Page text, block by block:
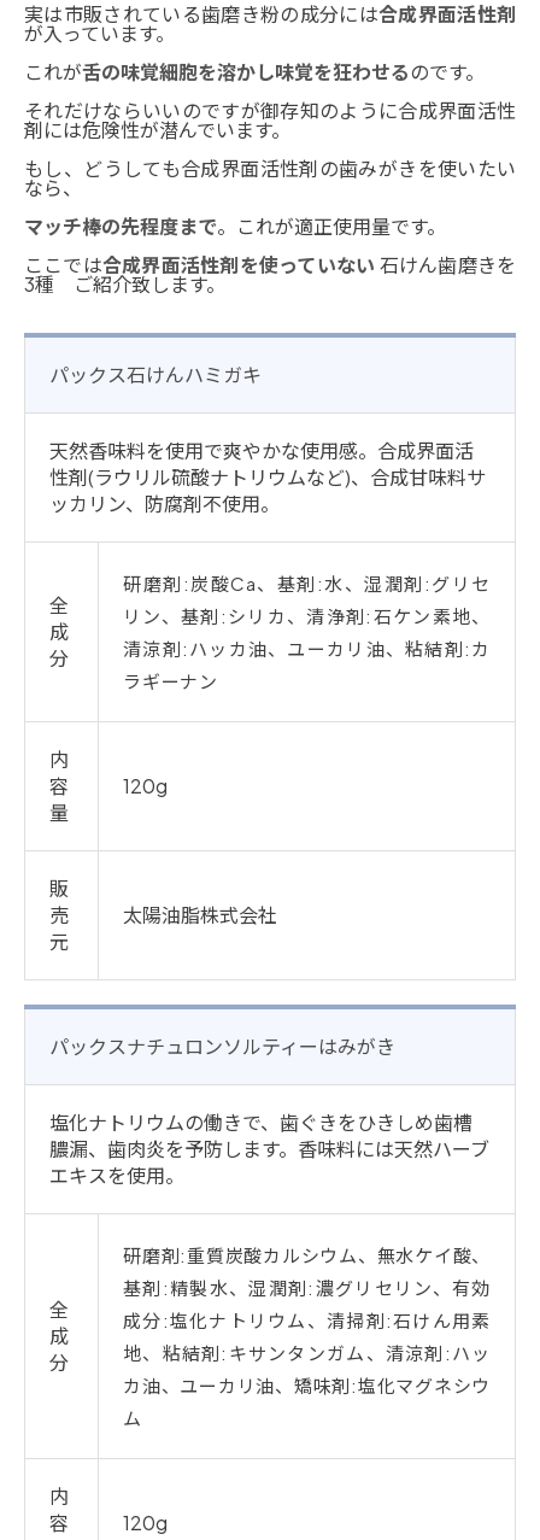
実は市販されている歯磨き粉の成分には合成界面活性剤
が入っています。
これが舌の味覚細胞を溶かし味覚を狂わせるのです。
それだけならいいのですが御存知のように合成界面活性
剤には危険性が潜んでいます。
もし、どうしても合成界面活性剤の歯みがきを使いたい
なら、
マッチ棒の先程度まで。これが適正使用量です。
ここでは合成界面活性剤を使っていない 石けん歯磨きを
3種 ご紹介致します。
パックス石けんハミガキ
天然香味料を使用で爽やかな使用感。合成界面活
性剤(ラウリル硫酸ナトリウムなど)、合成甘味料サ
ッカリン、防腐剤不使用。
全
成
分
研磨剤:炭酸Ca、基剤:水、湿潤剤:グリセ
リン、基剤:シリカ、清浄剤:石ケン素地、
清涼剤:ハッカ油、ユーカリ油、粘結剤:カ
ラギーナン
内
容
量
120g
販
売
元
太陽油脂株式会社
パックスナチュロンソルティーはみがき
塩化ナトリウムの働きで、歯ぐきをひきしめ歯槽
膿漏、歯肉炎を予防します。香味料には天然ハーブ
エキスを使用。
全
成
分
研磨剤:重質炭酸カルシウム、無水ケイ酸、
基剤:精製水、湿潤剤:濃グリセリン、有効
成分:塩化ナトリウム、清掃剤:石けん用素
地、粘結剤:キサンタンガム、清涼剤:ハッ
カ油、ユーカリ油、矯味剤:塩化マグネシウ
ム
内
容
120g